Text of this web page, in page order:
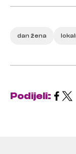
dan žena
Podijeli: